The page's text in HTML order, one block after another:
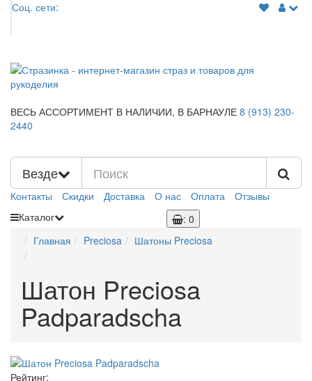
Соц. сети:
ВЕСЬ АССОРТИМЕНТ В НАЛИЧИИ, В БАРНАУЛЕ 8 (913) 230-
2440
Везде
Контакты Скидки Доставка О нас Оплата
Отзывы
Каталог
: 0
Главная
Preciosa Шатоны Preciosa
Шатон Preciosa
Padparadscha
Рейтинг: